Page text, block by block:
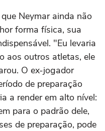
Neymar ainda não
forma física, sua
"Eu levaria
aos outros atletas, ele
O ex-jogador
de preparação
a render em alto nível:
para o padrão dele,
de preparação, pode